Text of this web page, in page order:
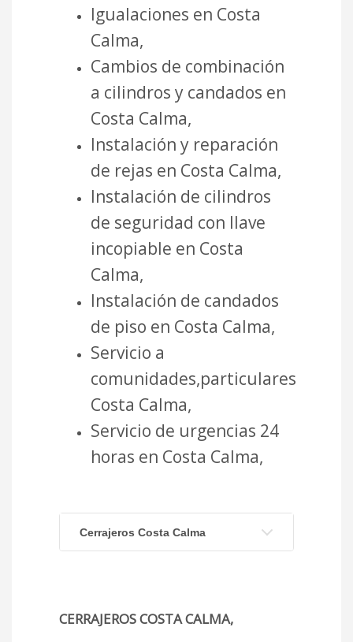
Igualaciones en Costa
Calma,
Cambios de combinación
a cilindros y candados en
Costa Calma,
Instalación y reparación
de rejas en Costa Calma,
Instalación de cilindros
de seguridad con llave
incopiable en Costa
Calma,
Instalación de candados
de piso en Costa Calma,
Servicio a
comunidades,particulares
Costa Calma,
Servicio de urgencias 24
horas en Costa Calma,
Cerrajeros Costa Calma
CERRAJEROS COSTA CALMA,